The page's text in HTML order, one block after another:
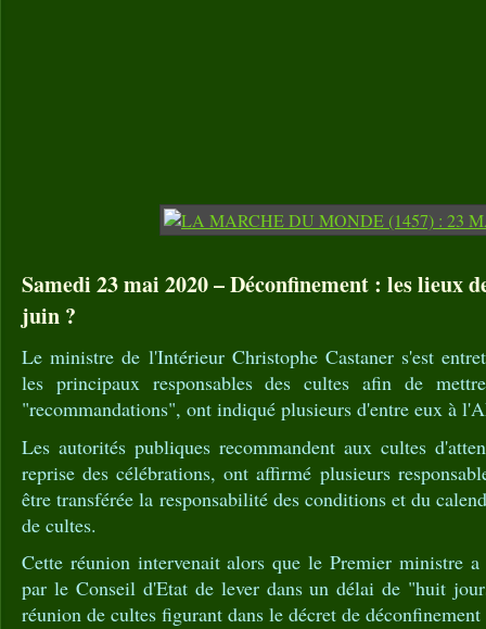
Samedi 23 mai 2020 – Déconfinement : les lieux
juin ?
Le ministre de l'Intérieur Christophe Castaner s'est
les principaux responsables des cultes afin de
"recommandations", ont indiqué plusieurs d'entre eux à
Les autorités publiques recommandent aux cultes
reprise des célébrations, ont affirmé plusieurs
être transférée la responsabilité des conditions et du
de cultes.
Cette réunion intervenait alors que le Premier ministre
par le Conseil d'Etat de lever dans un délai de "huit
réunion de cultes figurant dans le décret de